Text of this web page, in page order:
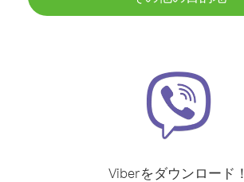
Viberをダウンロード！